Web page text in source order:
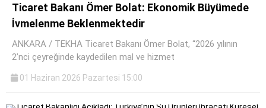
Ticaret Bakanı Ömer Bolat: Ekonomik Büyümede
İvmelenme Beklenmektedir
ANKARA / TEKHA Ticaret Bakanı Ömer Bolat, “2026 yılının
2’nci çeyreğinde kaydedilen mal ve hizmet
01 Haziran 2026 Pazartesi 15:00